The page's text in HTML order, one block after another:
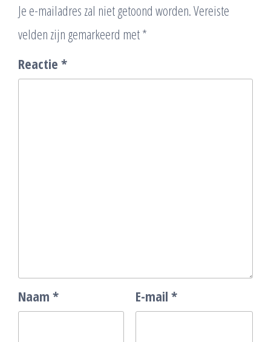
Je e-mailadres zal niet getoond worden.Vereiste
velden zijn gemarkeerd met*
Reactie *
Naam * E-mail *